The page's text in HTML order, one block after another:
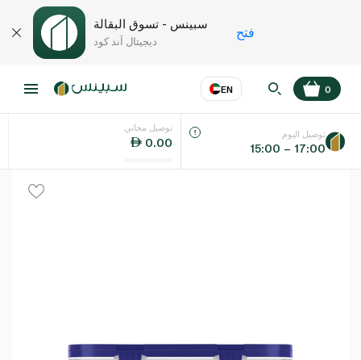
سبينس - تسوق البقالة
ديجيتال آند كود
فتح
EN
اللغة عر
0
توصيل مجاني
0.00
توصيل اليوم
15:00 – 17:00